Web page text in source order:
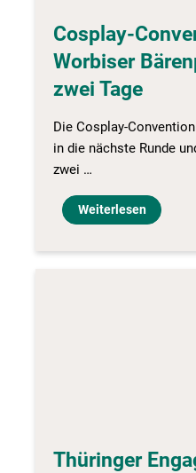
Cosplay-
Worbiser
zwei Tage
Die Cosplay-
in die nächste Runde
zwei …
Weiterlesen
Thüringer